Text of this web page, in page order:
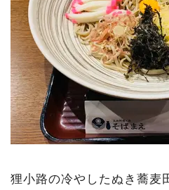
狸小路の冷やしたぬき蕎